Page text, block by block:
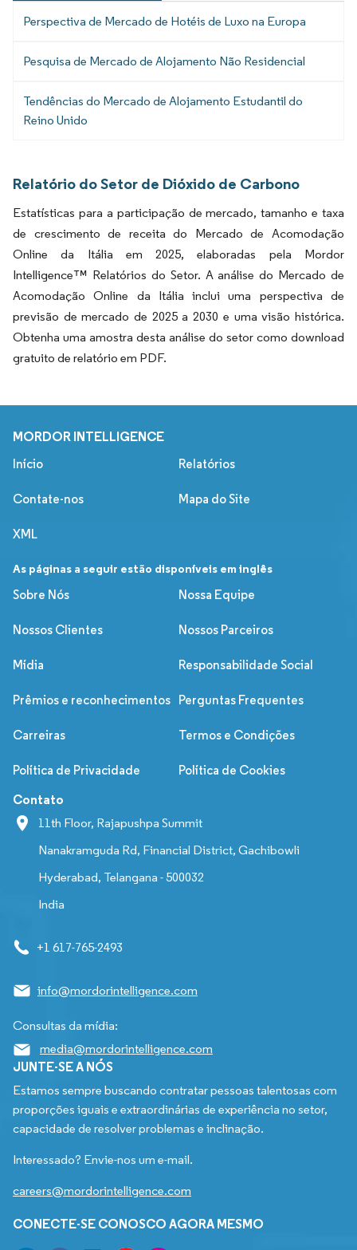
Perspectiva de Mercado de Hotéis de Luxo na Europa
Pesquisa de Mercado de Alojamento Não Residencial
Tendências do Mercado de Alojamento Estudantil do
Reino Unido
Relatório do Setor de Dióxido de Carbono
Estatísticas para a participação de mercado, tamanho e taxa
de crescimento de receita do Mercado de Acomodação
Online da Itália em 2025, elaboradas pela Mordor
Intelligence™ Relatórios do Setor. A análise do Mercado de
Acomodação Online da Itália inclui uma perspectiva de
previsão de mercado de 2025 a 2030 e uma visão histórica.
Obtenha uma amostra desta análise do setor como download
gratuito de relatório em PDF.
MORDOR INTELLIGENCE
Início Relatórios
Contate-nos Mapa do Site
XML
As páginas a seguir estão disponíveis em inglês
Sobre Nós
Nossa Equipe
Nossos Clientes Nossos Parceiros
Mídia Responsabilidade Social
Prêmios e reconhecimentos Perguntas Frequentes
Carreiras Termos e Condições
Política de Privacidade Política de Cookies
Contato
11th Floor, Rajapushpa Summit
Nanakramguda Rd, Financial District, Gachibowli
Hyderabad, Telangana - 500032
India
+1 617-765-2493
info@mordorintelligence.com
Consultas da mídia:
media@mordorintelligence.com
JUNTE-SE A NÓS
Estamos sempre buscando contratar pessoas talentosas com
proporções iguais e extraordinárias de experiência no setor,
capacidade de resolver problemas e inclinação.
Interessado? Envie-nos um e-mail.
careers@mordorintelligence.com
CONECTE-SE CONOSCO AGORA MESMO